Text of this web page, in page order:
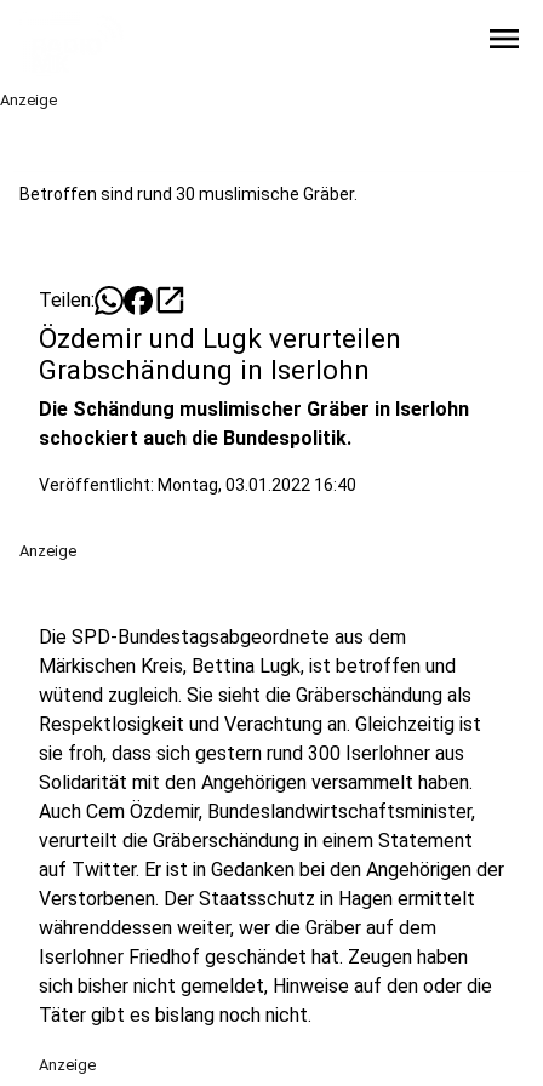
menu
Anzeige
Betroffen sind rund 30 muslimische Gräber.
Teilen: open_in_new
Özdemir und Lugk verurteilen
Grabschändung in Iserlohn
Die Schändung muslimischer Gräber in Iserlohn
schockiert auch die Bundespolitik.
Veröffentlicht: Montag, 03.01.2022 16:40
Anzeige
Die SPD-Bundestagsabgeordnete aus dem
Märkischen Kreis, Bettina Lugk, ist betroffen und
wütend zugleich. Sie sieht die Gräberschändung als
Respektlosigkeit und Verachtung an. Gleichzeitig ist
sie froh, dass sich gestern rund 300 Iserlohner aus
Solidarität mit den Angehörigen versammelt haben.
Auch Cem Özdemir, Bundeslandwirtschaftsminister,
verurteilt die Gräberschändung in einem Statement
auf Twitter. Er ist in Gedanken bei den Angehörigen der
Verstorbenen. Der Staatsschutz in Hagen ermittelt
währenddessen weiter, wer die Gräber auf dem
Iserlohner Friedhof geschändet hat. Zeugen haben
sich bisher nicht gemeldet, Hinweise auf den oder die
Täter gibt es bislang noch nicht.
Anzeige